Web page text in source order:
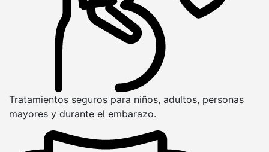
Tratamientos seguros para niños, adultos, personas
mayores y durante el embarazo.